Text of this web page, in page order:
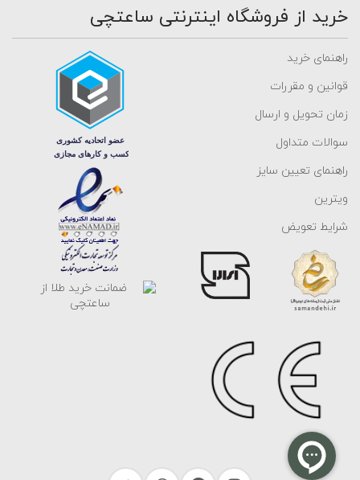
خرید از فروشگاه اینترنتی ساعتچی
راهنمای خرید
قوانین و مقررات
زمان تحویل و ارسال
سوالات متداول
راهنمای تعیین سایز
ویترین
شرایط تعویض